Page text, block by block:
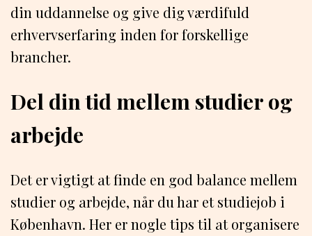
din uddannelse og give dig værdifuld
erhvervserfaring inden for forskellige
brancher.
Del din tid mellem studier og
arbejde
Det er vigtigt at finde en god balance mellem
studier og arbejde, når du har et studiejob i
København. Her er nogle tips til at organisere